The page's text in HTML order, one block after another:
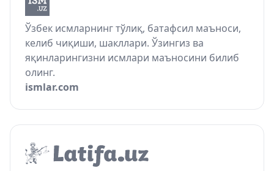
Ўзбек исмларнинг тўлиқ, батафсил маъноси,
келиб чиқиши, шакллари. Ўзингиз ва
яқинларингизни исмлари маъносини билиб
олинг.
ismlar.com